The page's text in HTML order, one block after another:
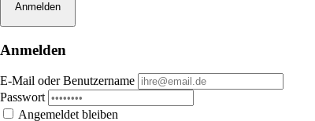
Anmelden
Anmelden
E-Mail oder Benutzername
Passwort
Angemeldet bleiben